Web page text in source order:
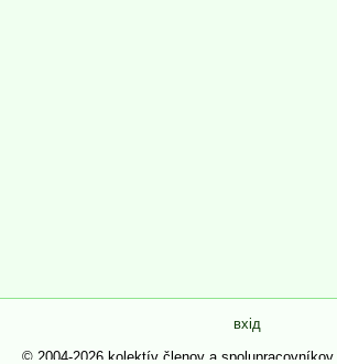
вхід
© 2004-2026 kolektív členov a spolupracovníkov